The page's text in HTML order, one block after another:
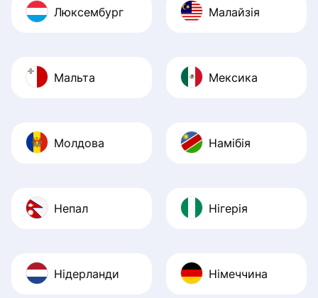
Люксембург Малайзія
Мальта Мексика
Молдова Намібія
Непал Нігерія
Нідерланди Німеччина